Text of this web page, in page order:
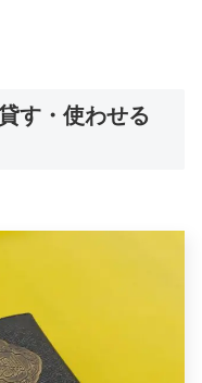
す・使わせる